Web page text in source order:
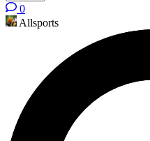
0
Allsports